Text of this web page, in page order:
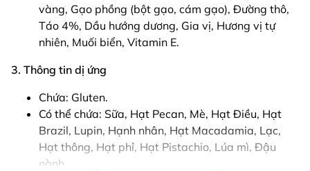
vàng, Gạo phồng (bột gạo, cám gạo), Đường thô,
Táo 4%, Dầu hướng dương, Gia vị, Hương vị tự
nhiên, Muối biển, Vitamin E.
3. Thông tin dị ứng
Chứa: Gluten.
Có thể chứa: Sữa, Hạt Pecan, Mè, Hạt Điều, Hạt
Brazil, Lupin, Hạnh nhân, Hạt Macadamia, Lạc,
Hạt thông, Hạt phỉ, Hạt Pistachio, Lúa mì, Đậu
nành.